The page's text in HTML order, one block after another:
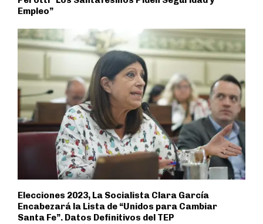
Empleo”
Elecciones 2023, La Socialista Clara García
Encabezará la Lista de “Unidos para Cambiar
Santa Fe”. Datos Definitivos del TEP